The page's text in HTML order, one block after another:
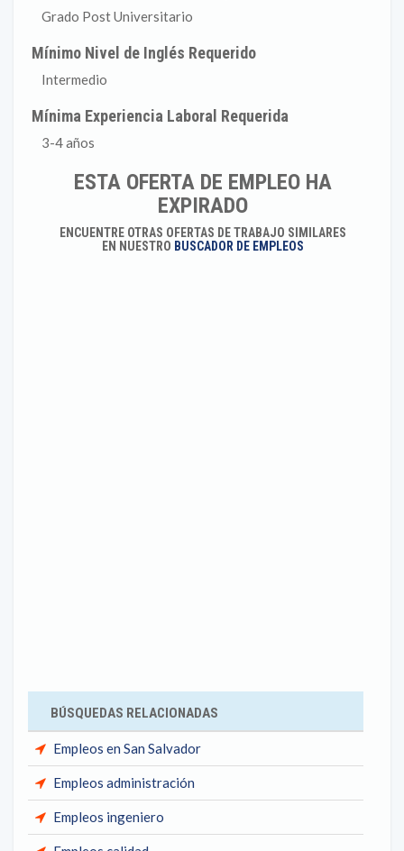
Grado Post Universitario
Mínimo Nivel de Inglés Requerido
Intermedio
Mínima Experiencia Laboral Requerida
3-4 años
ESTA OFERTA DE EMPLEO HA
EXPIRADO
ENCUENTRE OTRAS OFERTAS DE TRABAJO SIMILARES
EN NUESTRO BUSCADOR DE EMPLEOS
BÚSQUEDAS RELACIONADAS
Empleos en San Salvador
Empleos administración
Empleos ingeniero